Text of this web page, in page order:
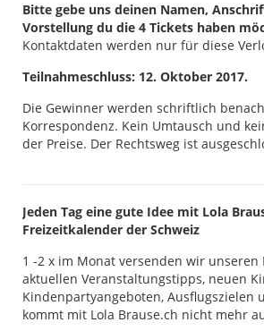
Bitte gebe uns deinen Namen,
Vorstellung du die 4 Tickets haben
Kontaktdaten werden nur für diese
Teilnahmeschluss: 12. Oktober 2017.
Die Gewinner werden schriftlich
Korrespondenz. Kein Umtausch und
der Preise. Der Rechtsweg ist
Jeden Tag eine gute Idee mit Lola
Freizeitkalender der Schweiz
1 -2 x im Monat versenden wir
aktuellen Veranstaltungstipps, neuen
Kindenpartyangeboten, Ausflugszielen
kommt mit Lola Brause.ch nicht mehr